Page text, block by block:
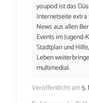
youpod ist das
Internetseite
News aus allen
Events im
Stadtplan und
Leben
multimedial.
Veröffentlicht am5.